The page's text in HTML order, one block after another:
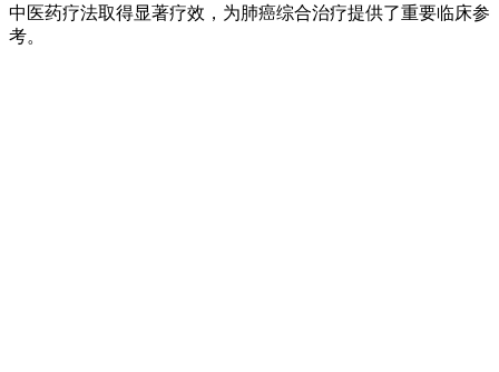
中医药疗法取得显著疗效，为肺癌综合治疗提供了重要临床参
考。